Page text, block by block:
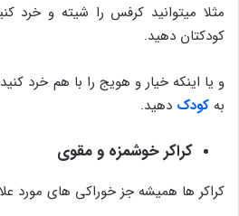
مثلا میتوانید کرفس را شیته و خرد
کودکتان دهید.
و یا اینکه خیار و هویج را با هم خرد
به کودک دهید.
کراکر خوشمزه و مقوی
کراکر ها همیشه جز خوراکی های مورد